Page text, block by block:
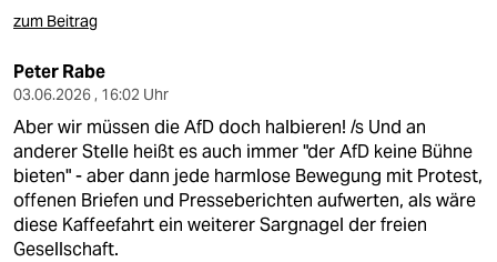
zum Beitrag
Peter Rabe
03.06.2026 , 16:02 Uhr
Aber wir müssen die AfD doch halbieren! /s Und an
anderer Stelle heißt es auch immer "der AfD keine Bühne
bieten" - aber dann jede harmlose Bewegung mit Protest,
offenen Briefen und Presseberichten aufwerten, als wäre
diese Kaffeefahrt ein weiterer Sargnagel der freien
Gesellschaft.